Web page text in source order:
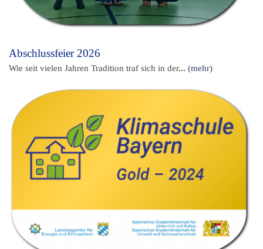
Abschlussfeier 2026
Wie seit vielen Jahren Tradition traf sich in der... (mehr)